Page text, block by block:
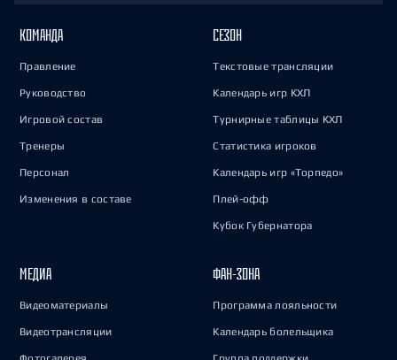
КОМАНДА
Правление
Руководство
Игровой состав
Тренеры
Персонал
Изменения в составе
СЕЗОН
Текстовые трансляции
Календарь игр КХЛ
Турнирные таблицы КХЛ
Статистика игроков
Календарь игр «Торпедо»
Плей-офф
Кубок Губернатора
МЕДИА
Видеоматериалы
Видеотрансляции
ФАН-ЗОНА
Программа лояльности
Календарь болельщика